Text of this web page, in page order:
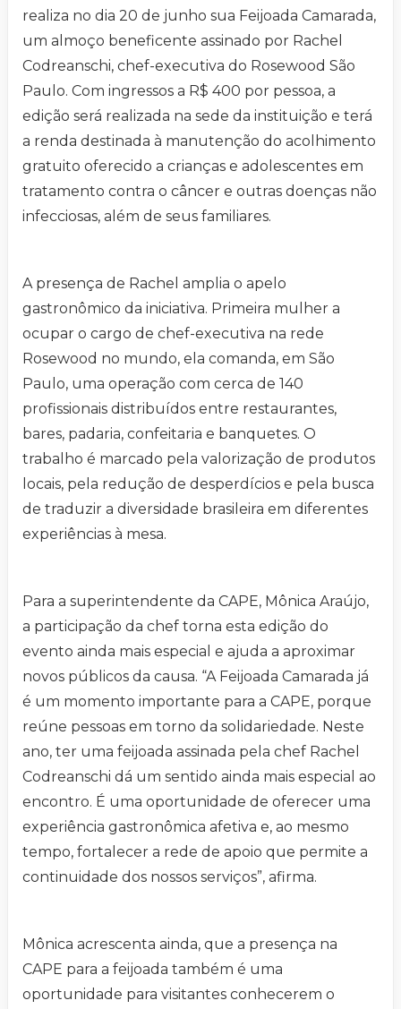
realiza no dia 20 de junho sua Feijoada Camarada,
um almoço beneficente assinado por Rachel
Codreanschi, chef-executiva do Rosewood São
Paulo. Com ingressos a R$ 400 por pessoa, a
edição será realizada na sede da instituição e terá
a renda destinada à manutenção do acolhimento
gratuito oferecido a crianças e adolescentes em
tratamento contra o câncer e outras doenças não
infecciosas, além de seus familiares.
A presença de Rachel amplia o apelo
gastronômico da iniciativa. Primeira mulher a
ocupar o cargo de chef-executiva na rede
Rosewood no mundo, ela comanda, em São
Paulo, uma operação com cerca de 140
profissionais distribuídos entre restaurantes,
bares, padaria, confeitaria e banquetes. O
trabalho é marcado pela valorização de produtos
locais, pela redução de desperdícios e pela busca
de traduzir a diversidade brasileira em diferentes
experiências à mesa.
Para a superintendente da CAPE, Mônica Araújo,
a participação da chef torna esta edição do
evento ainda mais especial e ajuda a aproximar
novos públicos da causa. “A Feijoada Camarada já
é um momento importante para a CAPE, porque
reúne pessoas em torno da solidariedade. Neste
ano, ter uma feijoada assinada pela chef Rachel
Codreanschi dá um sentido ainda mais especial ao
encontro. É uma oportunidade de oferecer uma
experiência gastronômica afetiva e, ao mesmo
tempo, fortalecer a rede de apoio que permite a
continuidade dos nossos serviços”, afirma.
Mônica acrescenta ainda, que a presença na
CAPE para a feijoada também é uma
oportunidade para visitantes conhecerem o